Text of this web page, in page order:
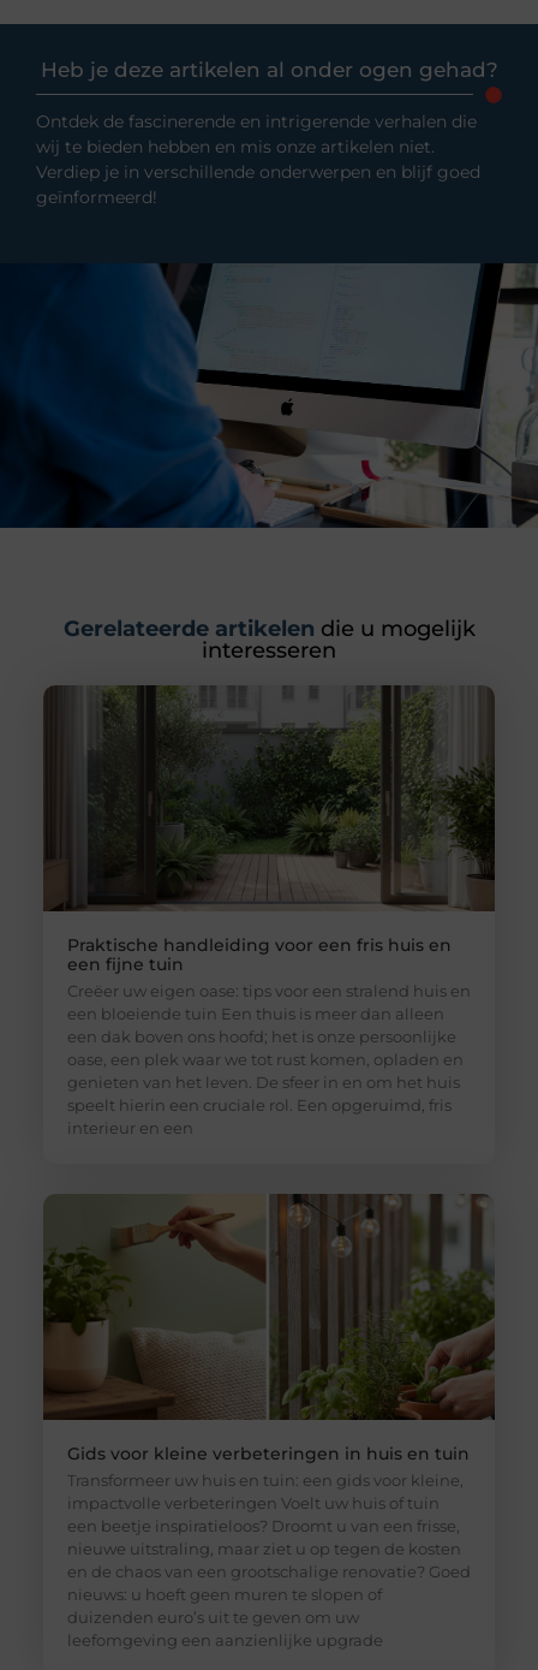
Heb je deze artikelen al onder ogen gehad?
Ontdek de fascinerende en intrigerende verhalen die
wij te bieden hebben en mis onze artikelen niet.
Verdiep je in verschillende onderwerpen en blijf goed
geïnformeerd!
Gerelateerde artikelen die u mogelijk
interesseren
Praktische handleiding voor een fris huis en
een fijne tuin
Creëer uw eigen oase: tips voor een stralend huis en
een bloeiende tuin Een thuis is meer dan alleen
een dak boven ons hoofd; het is onze persoonlijke
oase, een plek waar we tot rust komen, opladen en
genieten van het leven. De sfeer in en om het huis
speelt hierin een cruciale rol. Een opgeruimd, fris
interieur en een
Gids voor kleine verbeteringen in huis en tuin
Transformeer uw huis en tuin: een gids voor kleine,
impactvolle verbeteringen Voelt uw huis of tuin
een beetje inspiratieloos? Droomt u van een frisse,
nieuwe uitstraling, maar ziet u op tegen de kosten
en de chaos van een grootschalige renovatie? Goed
nieuws: u hoeft geen muren te slopen of
duizenden euro’s uit te geven om uw
leefomgeving een aanzienlijke upgrade